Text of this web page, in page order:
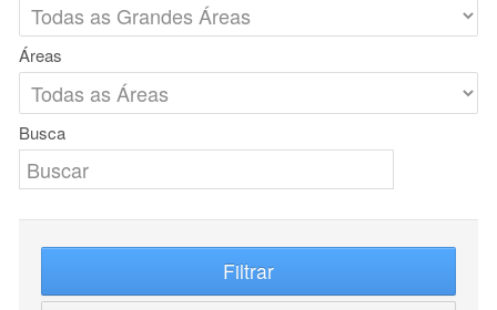
Áreas
Busca
Filtrar